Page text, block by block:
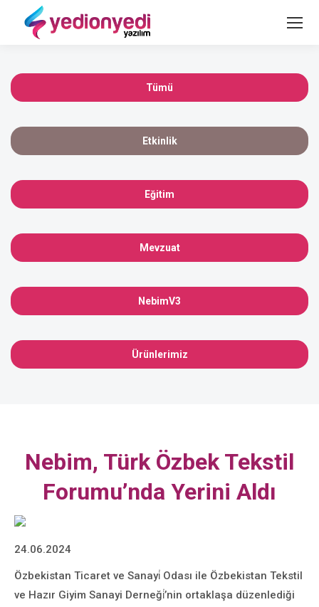
Tümü
Etkinlik
Eğitim
Mevzuat
NebimV3
Ürünlerimiz
Nebim, Türk Özbek Tekstil
Forumu’nda Yerini Aldı
24.06.2024
Özbekistan Ticaret ve Sanayi̇ Odası ile Özbekistan Tekstil
ve Hazır Giyim Sanayi Derneği̇’nin ortaklaşa düzenlediği